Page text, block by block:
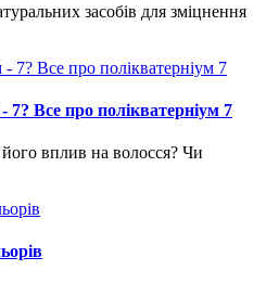
засобів для зміцнення
Все про полікватерніум 7
вплив на волосся? Чи